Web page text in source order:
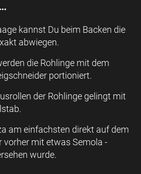
kannst Du beim Backen die
abwiegen.
die Rohlinge mit dem
portioniert.
der Rohlinge gelingt mit
am einfachsten direkt auf dem
vorher mit etwas Semola -
wurde.